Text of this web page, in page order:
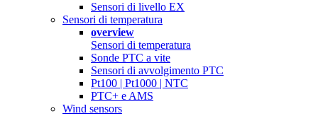
Sensori di livello EX
Sensori di temperatura
overview
Sensori di temperatura
Sonde PTC a vite
Sensori di avvolgimento PTC
Pt100 | Pt1000 | NTC
PTC+ e AMS
Wind sensors